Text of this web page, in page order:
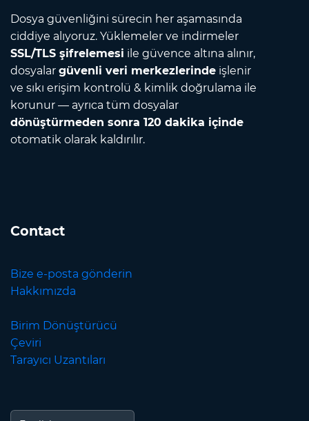
Dosya güvenliğini sürecin her aşamasında
ciddiye alıyoruz. Yüklemeler ve indirmeler
SSL/TLS şifrelemesi ile güvence altına alınır,
dosyalar güvenli veri merkezlerinde işlenir
ve sıkı erişim kontrolü & kimlik doğrulama ile
korunur — ayrıca tüm dosyalar
dönüştürmeden sonra 120 dakika içinde
otomatik olarak kaldırılır.
Contact
Bize e-posta gönderin
Hakkımızda
Birim Dönüştürücü
Çeviri
Tarayıcı Uzantıları